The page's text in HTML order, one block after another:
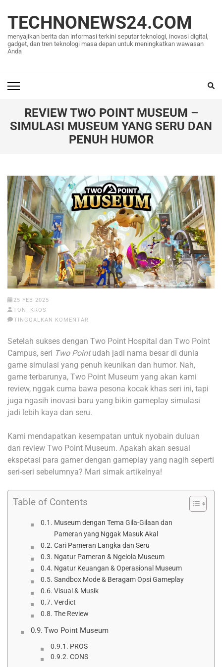
konten
(Tekan
Enter)
TECHNONEWS24.COM
menyajikan berita dan informasi terkini seputar teknologi, inovasi digital,
gadget, dan tren teknologi masa depan untuk meningkatkan wawasan
Anda
REVIEW TWO POINT MUSEUM –
SIMULASI MUSEUM YANG SERU DAN
PENUH HUMOR
25 FEB 2025
TONI KROS
TINGGALKAN KOMENTAR
Setelah sukses dengan Two Point Hospital dan Two Point
Campus, seri Two Pointudah jadi nama besar di dunia
game simulasi yang penuh keunikan dan humor. Nah,
game terbarunya, Two Point Museum yang akan kami
review, nggak cuma bawa pesona kocak khas seri ini, tapi
juga ngasih inovasi baru yang bikin gameplay simulasi
jadi lebih kaya dan seru.
Kami mendapatkan kesempatan untuk nyobain duluan
dan review Two Point Museum. Apakah akan sesuai
ekspetasi para gamer dengan gameplay yang nagih seperti
seri-seri sebelumnya? Mari simak artikelnya!
Table of Contents
Museum dengan Tema Gila-Gilaan dan
Pameran yang Nggak Masuk Akal
Cari Pameran Langka dan Seru
Ngatur Pameran & Ngelola Museum
Ngatur Keuangan & Operasional Museum
Sandbox Mode & Beragam Opsi Gameplay
Visual & Musik
Verdict
The Review
Two Point Museum
PROS
CONS